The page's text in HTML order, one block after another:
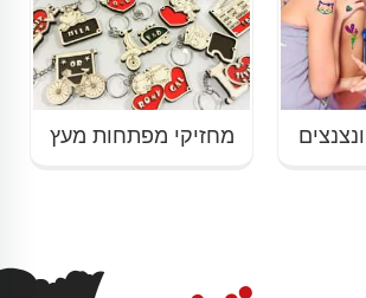
מחזיקי מפתחות מעץ